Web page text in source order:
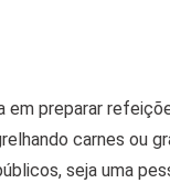
em preparar
carnes ou
seja uma